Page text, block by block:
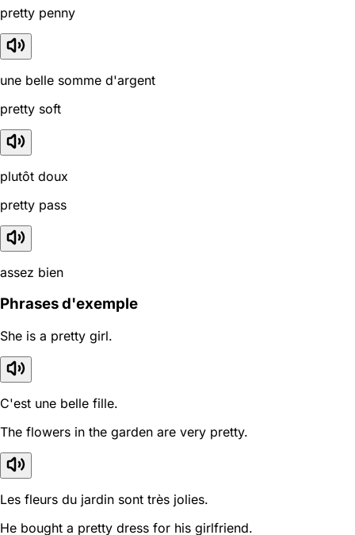
pretty penny
une belle somme d'argent
pretty soft
plutôt doux
pretty pass
assez bien
Phrases d'exemple
She is a pretty girl.
C'est une belle fille.
The flowers in the garden are very pretty.
Les fleurs du jardin sont très jolies.
He bought a pretty dress for his girlfriend.